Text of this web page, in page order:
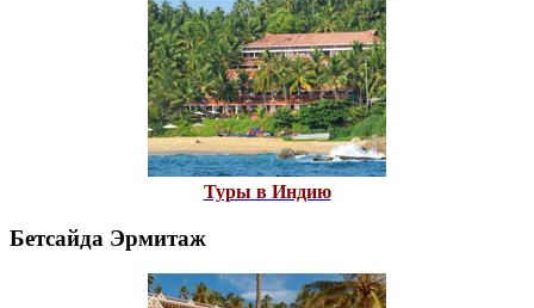
Туры в Индию
Бетсайда Эрмитаж